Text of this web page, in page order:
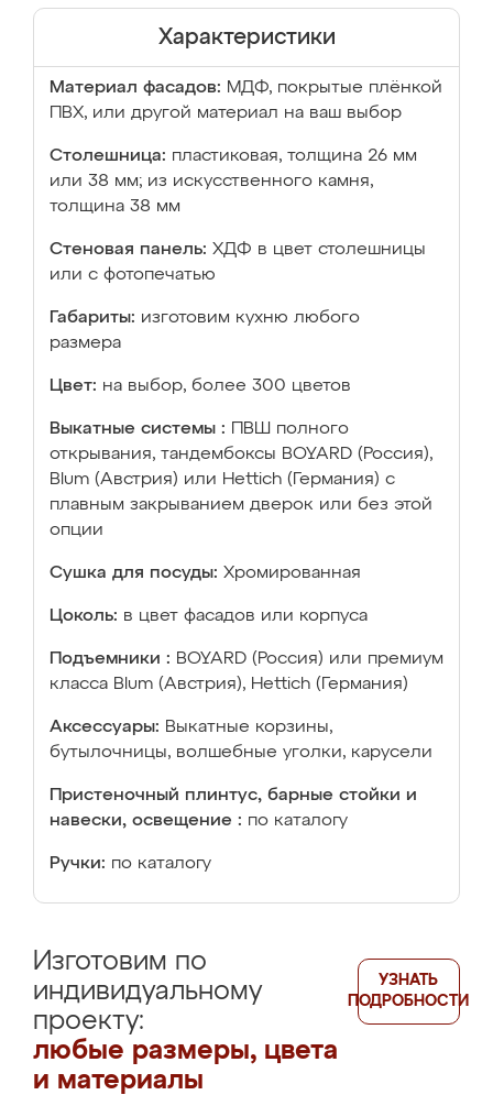
Характеристики
Материал фасадов: МДФ, покрытые плёнкой
ПВХ, или другой материал на ваш выбор
Столешница: пластиковая, толщина 26 мм
или 38 мм; из искусственного камня,
толщина 38 мм
Стеновая панель: ХДФ в цвет столешницы
или с фотопечатью
Габариты: изготовим кухню любого
размера
Цвет: на выбор, более 300 цветов
Выкатные системы :
ПВШ полного
открывания, тандембоксы BOYARD (Россия),
Blum (Австрия) или Hettich (Германия) с
плавным закрыванием дверок или без этой
опции
Сушка для посуды: Хромированная
Цоколь: в цвет фасадов или корпуса
Подъемники : BOYARD (Россия) или премиум
класса Blum (Австрия), Hettich (Германия)
Аксессуары: Выкатные корзины,
бутылочницы, волшебные уголки, карусели
Пристеночный плинтус, барные стойки и
навески, освещение : по каталогу
Ручки: по каталогу
Изготовим по
индивидуальному
проекту:
любые размеры, цвета
и материалы
УЗНАТЬ
ПОДРОБНОСТИ